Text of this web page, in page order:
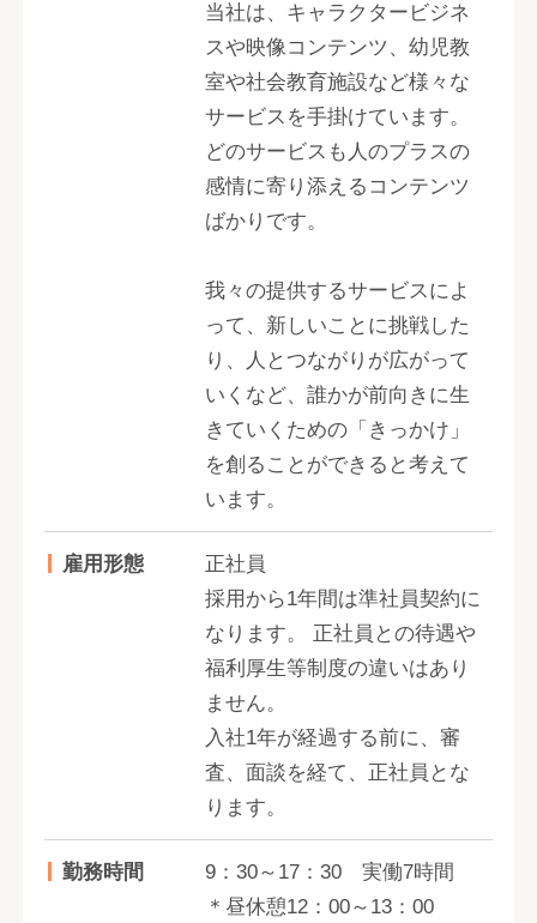
当社は、キャラクタービジネ
スや映像コンテンツ、幼児教
室や社会教育施設など様々な
サービスを手掛けています。
どのサービスも人のプラスの
感情に寄り添えるコンテンツ
ばかりです。
我々の提供するサービスによ
って、新しいことに挑戦した
り、人とつながりが広がって
いくなど、誰かが前向きに生
きていくための「きっかけ」
を創ることができると考えて
います。
雇用形態
正社員
採用から1年間は準社員契約に
なります。 正社員との待遇や
福利厚生等制度の違いはあり
ません。
入社1年が経過する前に、審
査、面談を経て、正社員とな
ります。
勤務時間
9：30～17：30 実働7時間
＊昼休憩12：00～13：00